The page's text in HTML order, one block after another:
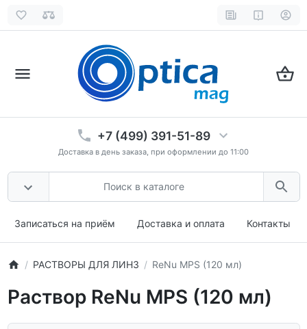
+7 (499) 391-51-89
Доставка в день заказа, при оформлении до 11:00
Записаться на приём Доставка и оплата Контакты
РАСТВОРЫ ДЛЯ ЛИНЗ ReNu MPS (120 мл)
Раствор ReNu MPS (120 мл)